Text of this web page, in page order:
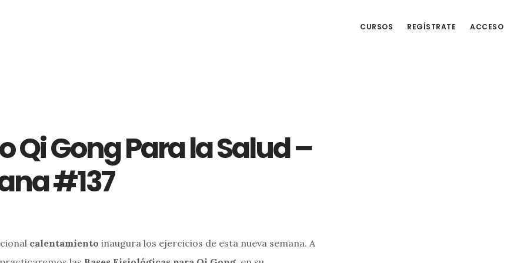
CURSOS REGÍSTRATE ACCESO
Qi Gong Para la Salud –
#137
calentamiento inaugura los ejercicios de esta nueva semana. A